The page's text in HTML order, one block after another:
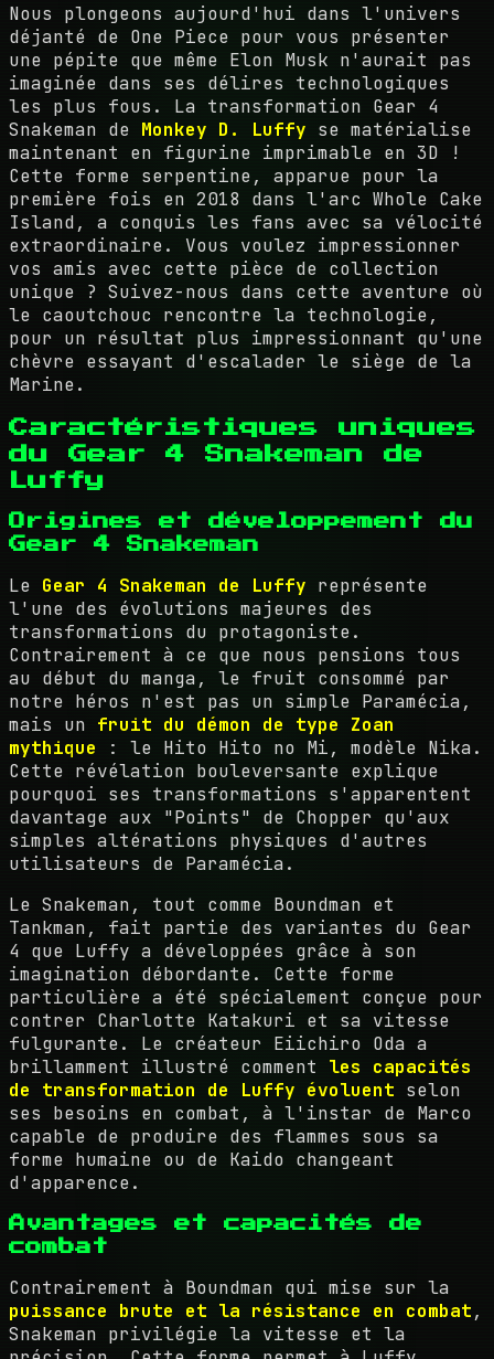
Nous plongeons aujourd'hui dans l'univers
déjanté de One Piece pour vous présenter
une pépite que même Elon Musk n'aurait pas
imaginée dans ses délires technologiques
les plus fous. La transformation Gear 4
Snakeman de Monkey D. Luffy se matérialise
maintenant en figurine imprimable en 3D !
Cette forme serpentine, apparue pour la
première fois en 2018 dans l'arc Whole Cake
Island, a conquis les fans avec sa vélocité
extraordinaire. Vous voulez impressionner
vos amis avec cette pièce de collection
unique ? Suivez-nous dans cette aventure où
le caoutchouc rencontre la technologie,
pour un résultat plus impressionnant qu'une
chèvre essayant d'escalader le siège de la
Marine.
Caractéristiques uniques
du Gear 4 Snakeman de
Luffy
Origines et développement du
Gear 4 Snakeman
Le Gear 4 Snakeman de Luffy représente
l'une des évolutions majeures des
transformations du protagoniste.
Contrairement à ce que nous pensions tous
au début du manga, le fruit consommé par
notre héros n'est pas un simple Paramécia,
mais un fruit du démon de type Zoan
mythique : le Hito Hito no Mi, modèle Nika.
Cette révélation bouleversante explique
pourquoi ses transformations s'apparentent
davantage aux "Points" de Chopper qu'aux
simples altérations physiques d'autres
utilisateurs de Paramécia.
Le Snakeman, tout comme Boundman et
Tankman, fait partie des variantes du Gear
4 que Luffy a développées grâce à son
imagination débordante. Cette forme
particulière a été spécialement conçue pour
contrer Charlotte Katakuri et sa vitesse
fulgurante. Le créateur Eiichiro Oda a
brillamment illustré comment les capacités
de transformation de Luffy évoluent selon
ses besoins en combat, à l'instar de Marco
capable de produire des flammes sous sa
forme humaine ou de Kaido changeant
d'apparence.
Avantages et capacités de
combat
Contrairement à Boundman qui mise sur la
puissance brute et la résistance en combat,
Snakeman privilégie la vitesse et la